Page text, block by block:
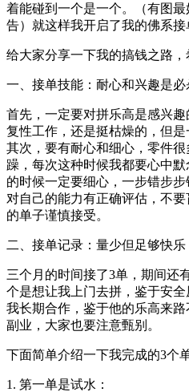
着能碰到一个是一个。（有图
告）就这样我开启了我的佛系接
给大家分享一下我的搞钱之路，
一、接单技能：耐心和兴趣是必
首先，一定要对拼乐高是感兴
复性工作，还是挺枯燥的，但是
其次，要有耐心和细心，零件
躁，每次这种时候我都要心中
的时候一定要细心，一步错步
对自己的能力有正确评估，不
的单子谨慎接受。
二、接单记录：量少但足够快乐
三个月的时间接了3单，期间还
个是想让我上门去拼，鉴于安
我长期合作，鉴于他的乐高来
副业，大家也要注意甄别。
下面简单介绍一下我完成的3个
1. 第一单是试水：